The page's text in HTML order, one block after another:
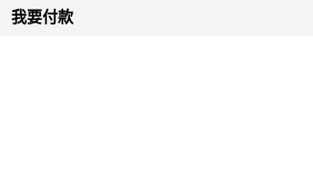
我要付款